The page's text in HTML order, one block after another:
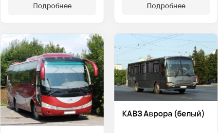
Подробнее
Подробнее
КАВЗ Аврора (белый)